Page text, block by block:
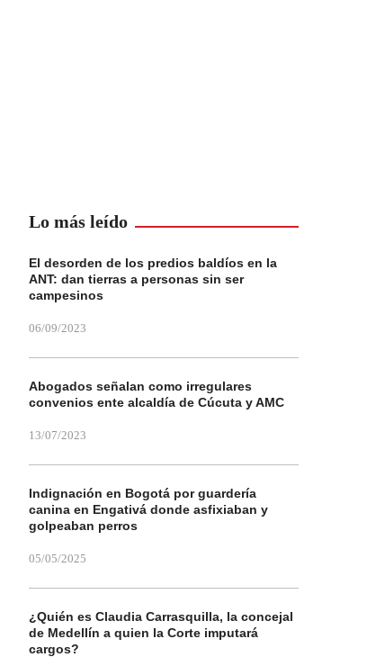
Lo más leído
El desorden de los predios baldíos en la
ANT: dan tierras a personas sin ser
campesinos
06/09/2023
Abogados señalan como irregulares
convenios ente alcaldía de Cúcuta y AMC
13/07/2023
Indignación en Bogotá por guardería
canina en Engativá donde asfixiaban y
golpeaban perros
05/05/2025
¿Quién es Claudia Carrasquilla, la concejal
de Medellín a quien la Corte imputará
cargos?